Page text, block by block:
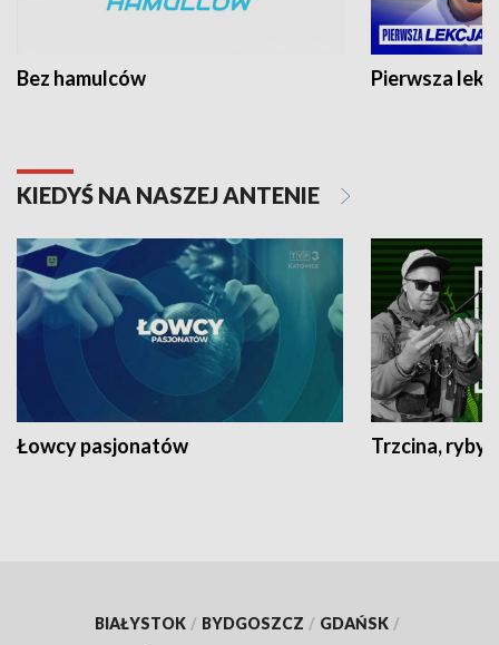
Bez hamulców Pierwsza
KIEDYŚ NA NASZEJ ANTENIE
Łowcy pasjonatów Trzcina, ryby
BIAŁYSTOK / BYDGOSZCZ / GDAŃSK /